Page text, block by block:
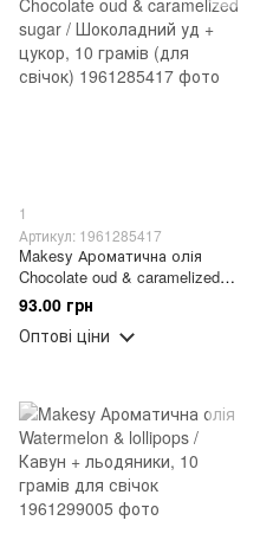
1
Артикул: 1961285417
Makesy Ароматична олія
Chocolate oud & caramelized
sugar / Шоколадний уд +
цукор, 10 грамів (для свічок)
93.00 грн
Оптові ціни